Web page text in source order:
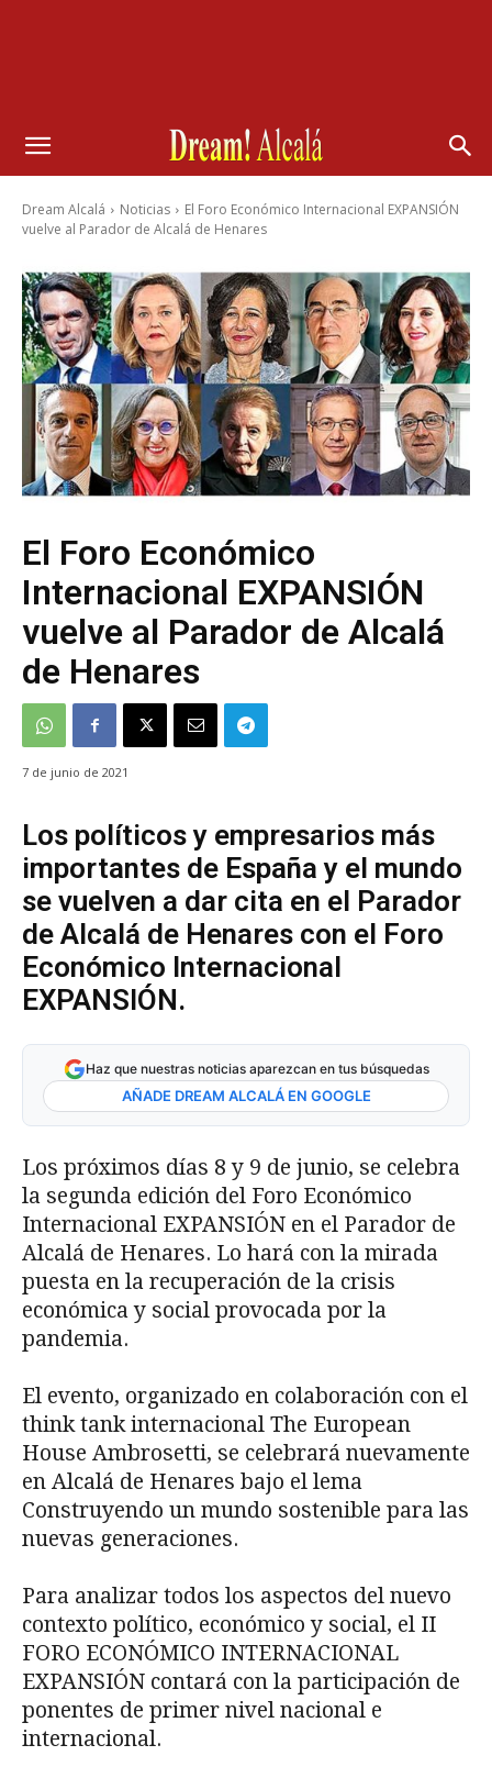
Dream Alcalá Noticias
El Foro Económico Internacional EXPANSIÓN
vuelve al Parador de Alcalá de Henares
El Foro Económico
Internacional EXPANSIÓN
vuelve al Parador de Alcalá
de Henares
7 de junio de 2021
Los políticos y empresarios más
importantes de España y el mundo
se vuelven a dar cita en el Parador
de Alcalá de Henares con el Foro
Económico Internacional
EXPANSIÓN.
Haz que nuestras noticias aparezcan en tus búsquedas
AÑADE DREAM ALCALÁ EN GOOGLE
Los próximos días 8 y 9 de junio, se celebra
la segunda edición del Foro Económico
Internacional EXPANSIÓN en el Parador de
Alcalá de Henares. Lo hará con la mirada
puesta en la recuperación de la crisis
económica y social provocada por la
pandemia.
El evento, organizado en colaboración con el
think tank internacional The European
House Ambrosetti, se celebrará nuevamente
en Alcalá de Henares bajo el lema
Construyendo un mundo sostenible para las
nuevas generaciones.
Para analizar todos los aspectos del nuevo
contexto político, económico y social, el II
FORO ECONÓMICO INTERNACIONAL
EXPANSIÓN contará con la participación de
ponentes de primer nivel nacional e
internacional.